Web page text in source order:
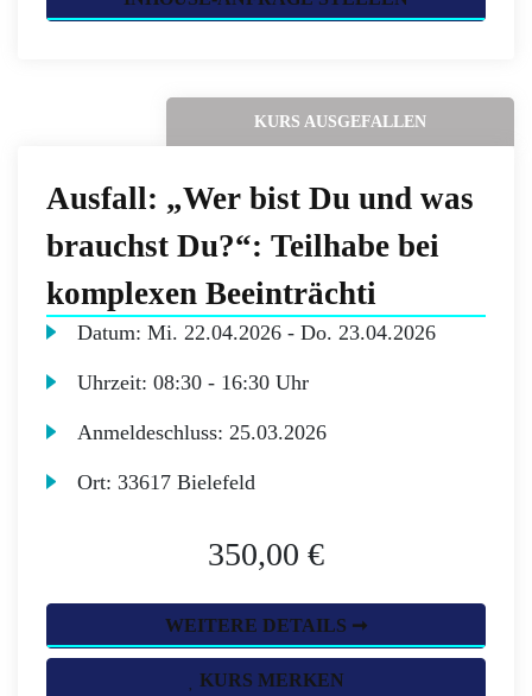
KURS AUSGEFALLEN
Ausfall: „Wer bist Du und was
brauchst Du?“: Teilhabe bei
komplexen Beeinträchti
Datum:Mi. 22.04.2026 -Do. 23.04.2026
Uhrzeit:08:30 - 16:30 Uhr
Anmeldeschluss:25.03.2026
Ort:33617 Bielefeld
350,00 €
WEITERE DETAILS ➞
KURS MERKEN